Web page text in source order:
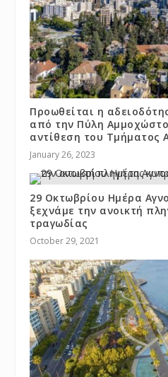
Προωθείται η
από την Πύλη
αντίθεση του Τμήματος
January 26, 2023
29 Οκτωβρίου Ημέρα
ξεχνάμε την ανοικτή
τραγωδίας
October 29, 2021